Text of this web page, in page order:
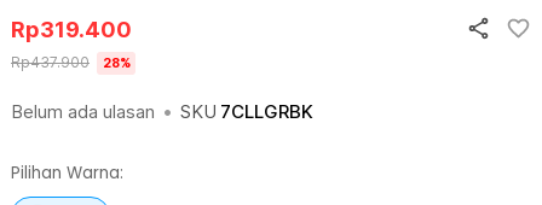
Belum ada ulasan • SKU 7CLLGRBK
Rp319.400
Rp437.900 28%
Pilihan Warna: